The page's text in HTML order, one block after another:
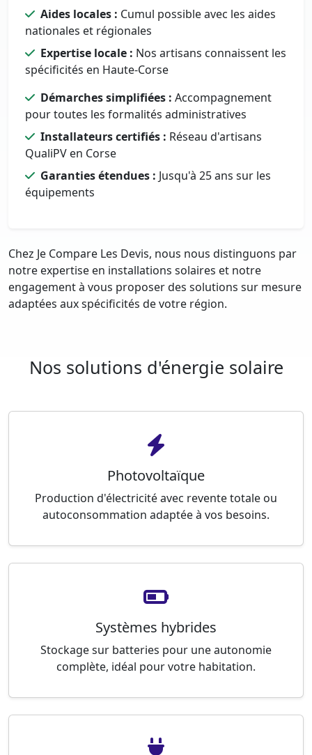
Aides locales : Cumul possible avec les aides
nationales et régionales
Expertise locale : Nos artisans connaissent les
spécificités en Haute-Corse
Démarches simplifiées : Accompagnement
pour toutes les formalités administratives
Installateurs certifiés : Réseau d'artisans
QualiPV en Corse
Garanties étendues : Jusqu'à 25 ans sur les
équipements
Chez Je Compare Les Devis, nous nous distinguons par
notre expertise en installations solaires et notre
engagement à vous proposer des solutions sur mesure
adaptées aux spécificités de votre région.
Nos solutions d'énergie solaire
Photovoltaïque
Production d'électricité avec revente totale ou
autoconsommation adaptée à vos besoins.
Systèmes hybrides
Stockage sur batteries pour une autonomie
complète, idéal pour votre habitation.